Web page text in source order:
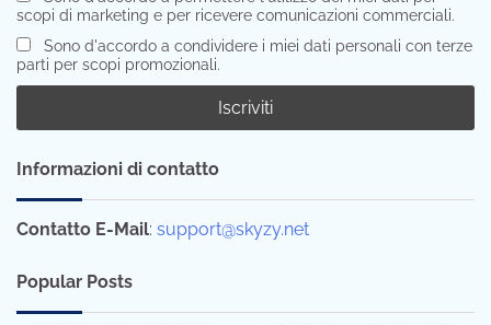
scopi di marketing e per ricevere comunicazioni commerciali.
Sono d'accordo a condividere i miei dati personali con terze
parti per scopi promozionali.
Informazioni di contatto
Contatto E-Mail: support@skyzy.net
Popular Posts